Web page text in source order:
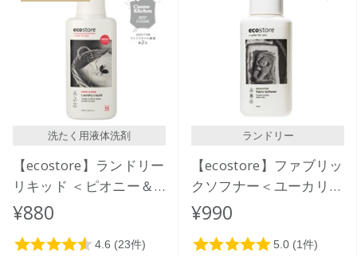
洗たく用液体洗剤
【ecostore】ランドリー
リキッド ＜ピオニー＆
ローズ＞ 500mL
¥880
ランドリー
【ecostore】ファブリッ
クソフナー＜ユーカリ＞
500ｍL
¥990